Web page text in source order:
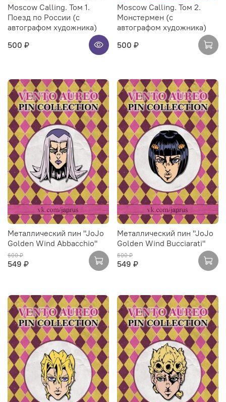
Moscow Calling. Том 1.
Поезд по России (с
автографом художника)
500 ₽
Moscow Calling. Том 2.
Монстермен (с
автографом художника)
500 ₽
Металлический пин "JoJo
Golden Wind Abbacchio"
600 ₽
549 ₽
Металлический пин "JoJo
Golden Wind Bucciarati"
600 ₽
549 ₽